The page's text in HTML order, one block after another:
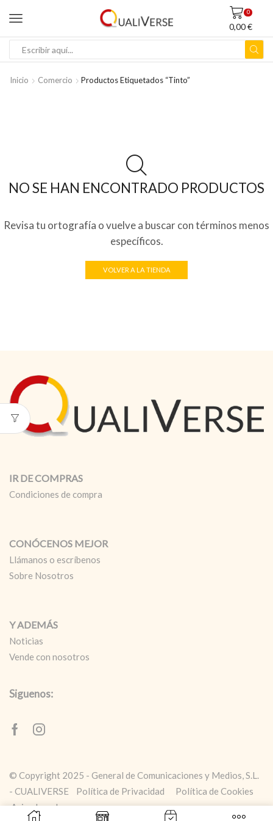
0
0,00€
BÚSQUEDA
Inicio Comercio Productos Etiquetados “tinto”
NO SE HAN ENCONTRADO PRODUCTOS
Revisa tu ortografía o vuelve a buscar con términos menos
específicos.
VOLVER A LA TIENDA
IR DE COMPRAS
Condiciones de compra
CONÓCENOS MEJOR
Llámanos o escríbenos
Sobre Nosotros
Y ADEMÁS
Noticias
Vende con nosotros
Siguenos:
FacebookInstagram
© Copyright 2025 - General de Comunicaciones y Medios, S.L.
- CUALIVERSE
Política de Privacidad
Política de Cookies
Aviso Legal